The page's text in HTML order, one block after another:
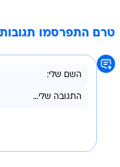
טרם התפרסמו תגובות